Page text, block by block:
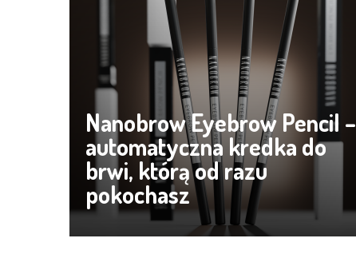
Nanobrow Eyebrow Pencil –
automatyczna kredka do
brwi, którą od razu
pokochasz